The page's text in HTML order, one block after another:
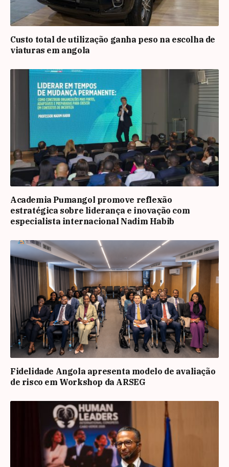
Custo total de utilização ganha peso na escolha de
viaturas em angola
Academia Pumangol promove reflexão
estratégica sobre liderança e inovação com
especialista internacional Nadim Habib
Fidelidade Angola apresenta modelo de avaliação
de risco em Workshop da ARSEG